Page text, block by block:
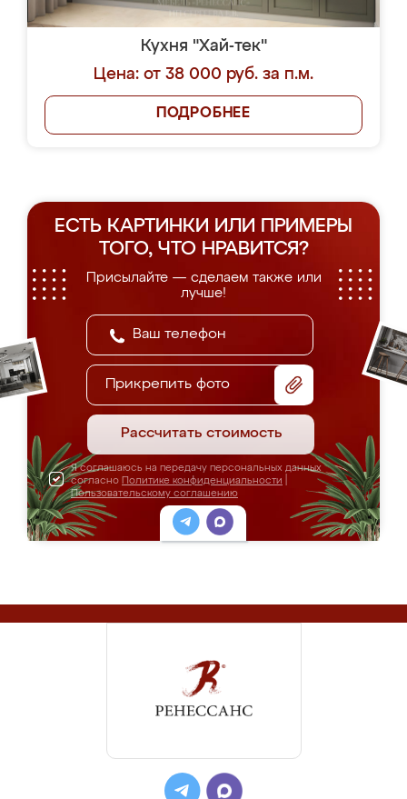
Кухня "Хай-тек"
Цена: от 38 000 руб. за п.м.
ПОДРОБНЕЕ
ЕСТЬ КАРТИНКИ ИЛИ ПРИМЕРЫ
ТОГО, ЧТО НРАВИТСЯ?
Присылайте — сделаем также или
лучше!
Прикрепить фото
Рассчитать стоимость
Я соглашаюсь на передачу персональных данных
согласно Политике конфиденциальности
Пользовательскому соглашению